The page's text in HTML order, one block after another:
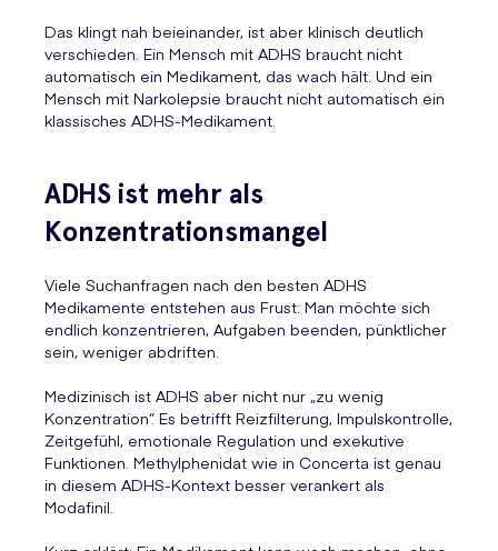
Das klingt nah beieinander, ist aber klinisch deutlich
verschieden. Ein Mensch mit ADHS braucht nicht
automatisch ein Medikament, das wach hält. Und ein
Mensch mit Narkolepsie braucht nicht automatisch ein
klassisches ADHS-Medikament.
ADHS ist mehr als
Konzentrationsmangel
Viele Suchanfragen nach den besten ADHS
Medikamente entstehen aus Frust: Man möchte sich
endlich konzentrieren, Aufgaben beenden, pünktlicher
sein, weniger abdriften.
Medizinisch ist ADHS aber nicht nur „zu wenig
Konzentration“. Es betrifft Reizfilterung, Impulskontrolle,
Zeitgefühl, emotionale Regulation und exekutive
Funktionen. Methylphenidat wie in Concerta ist genau
in diesem ADHS-Kontext besser verankert als
Modafinil.